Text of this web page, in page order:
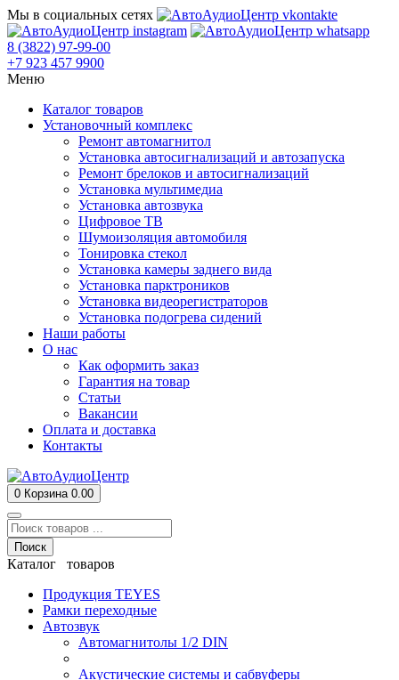
Мы в социальных сетях
8 (3822) 97-99-00
+7 923 457 9900
Меню
Каталог товаров
Установочный комплекс
Ремонт автомагнитол
Установка автосигнализаций и автозапуска
Ремонт брелоков и автосигнализаций
Установка мультимедиа
Установка автозвука
Цифровое ТВ
Шумоизоляция автомобиля
Тонировка стекол
Установка камеры заднего вида
Установка парктроников
Установка видеорегистраторов
Установка подогрева сидений
Наши работы
О нас
Как оформить заказ
Гарантия на товар
Статьи
Вакансии
Оплата и доставка
Контакты
0 Корзина 0.00
Поиск
Каталог товаров
Продукция TEYES
Рамки переходные
Автозвук
Автомагнитолы 1/2 DIN
Акустические системы и сабвуферы